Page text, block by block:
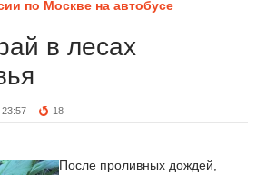
по Москве на автобусе
в лесах
18
После проливных дождей,